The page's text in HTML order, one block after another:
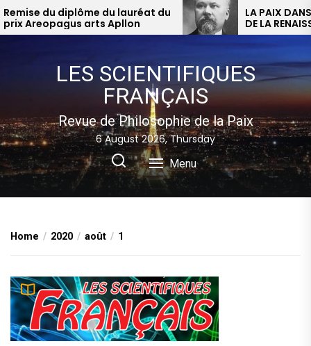
Skip
to
du diplôme du lauréat du
Areopagus arts Apllon
LA PAIX DANS
LES SCIENTIFIQUES
FRANÇAIS
Revue de Philosophie de la Paix
6 August 2026, Thursday
Menu
Home 2020 août 1